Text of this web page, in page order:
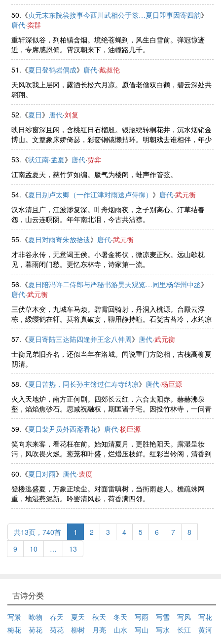
河桥酒幔青。
50.《贞元末东院尝接事今西川武相公于兹…夏日即事因寄四韵》
唐代·窦群
重轩深似谷，列柏镇含烟。境绝苍蝇到，风生白雪前。弹冠惊迹
近，专席感恩偏。霄汉朝来下，油幢路几千。
51.《夏日登鹤岩偶成》 唐代·戴叔伦
天风吹我上层冈，露洒长松六月凉。愿借老僧双白鹤，碧云深处共
翱翔。
52.《夏日》 唐代·刘复
映日纱窗深且闲，含桃红日石榴殷。银瓶绠转桐花井，沉水烟销金
博山。文簟象床娇倚瑟，彩奁铜镜懒拈环。明朝戏去谁相伴，年少
相逢狭路间。
53.《状江南·孟夏》 唐代·贾弇
江南孟夏天，慈竹笋如编。蜃气为楼阁，蛙声作管弦。
54.《夏日别卢太卿（一作江津对雨送卢侍御） 》 唐代·武元衡
汉水清且广，江波渺复深。叶舟烟雨夜，之子别离心。汀草结春
怨，山云连暝阴。年年南北泪，今古共沾襟。
55.《夏日对雨寄朱放拾遗》 唐代·武元衡
才非谷永传，无意谒王侯。小暑金将伏，微凉麦正秋。远山欹枕
见，暮雨闭门愁。更忆东林寺，诗家第一流。
56.《夏日陪冯许二侍郎与严秘书游昊天观览…同里杨华州中丞》
唐代·武元衡
三伏草木变，九城车马烦。碧霄回骑射，丹洞入桃源。台殿云浮
栋，緌缨鹤在轩。莫将真破妄，聊用静持喧。石甃古苔冷，水筠凉
簟翻。黄公垆下叹，旌旆国东门。
57.《夏日寄陆三达陆四逢并王念八仲周》 唐代·武元衡
士衡兄弟旧齐名，还似当年在洛城。闻说重门方隐相，古槐高柳夏
阴清。
58.《夏日苦热，同长孙主簿过仁寿寺纳凉》 唐代·杨巨源
火入天地炉，南方正何剧。四郊长云红，六合太阳赤。赫赫沸泉
壑，焰焰焦砂石。思减祝融权，期匡诸子宅。因投竹林寺，一问青
莲客。心空得清凉，理证等喧寂。开襟天籁回，步履雨花积。微风
动珠帘，惠气入瑶席。境闲性方 ......
59.《夏日裴尹员外西斋看花》 唐代·杨巨源
笑向东来客，看花枉在前。始知清夏月，更胜艳阳天。露湿呈妆
污，风吹畏火燃。葱茏和叶盛，烂熳压枝鲜。红彩当铃阁，清香到
玉筵。蝶栖惊曙色，莺语滞晴烟。得地殊堪赏，过时倍觉妍。芳菲
迟最好，唯是谢家怜。
60.《夏日对雨》 唐代·裴度
登楼逃盛夏，万象正埃尘。对面雷嗔树，当街雨趁人。檐疏蛛网
重，地湿燕泥新。吟罢清风起，荷香满四邻。
共13页，740首 1 2 3 4 5 6 7
8
9
10 … 13
古诗分类
写景 咏物 春天 夏天 秋天 冬天 写雨 写雪 写风
写花
梅花
荷花 菊花 柳树 月亮 山水 写山 写水 长江
黄河